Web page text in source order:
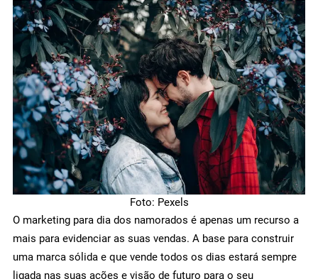
Foto: Pexels
O marketing para dia dos namorados é apenas um recurso a
mais para evidenciar as suas vendas. A base para construir
uma marca sólida e que vende todos os dias estará sempre
ligada nas suas ações e visão de futuro para o seu